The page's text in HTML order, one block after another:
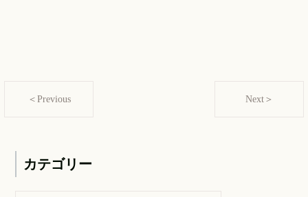
＜Previous Next＞
カテゴリー